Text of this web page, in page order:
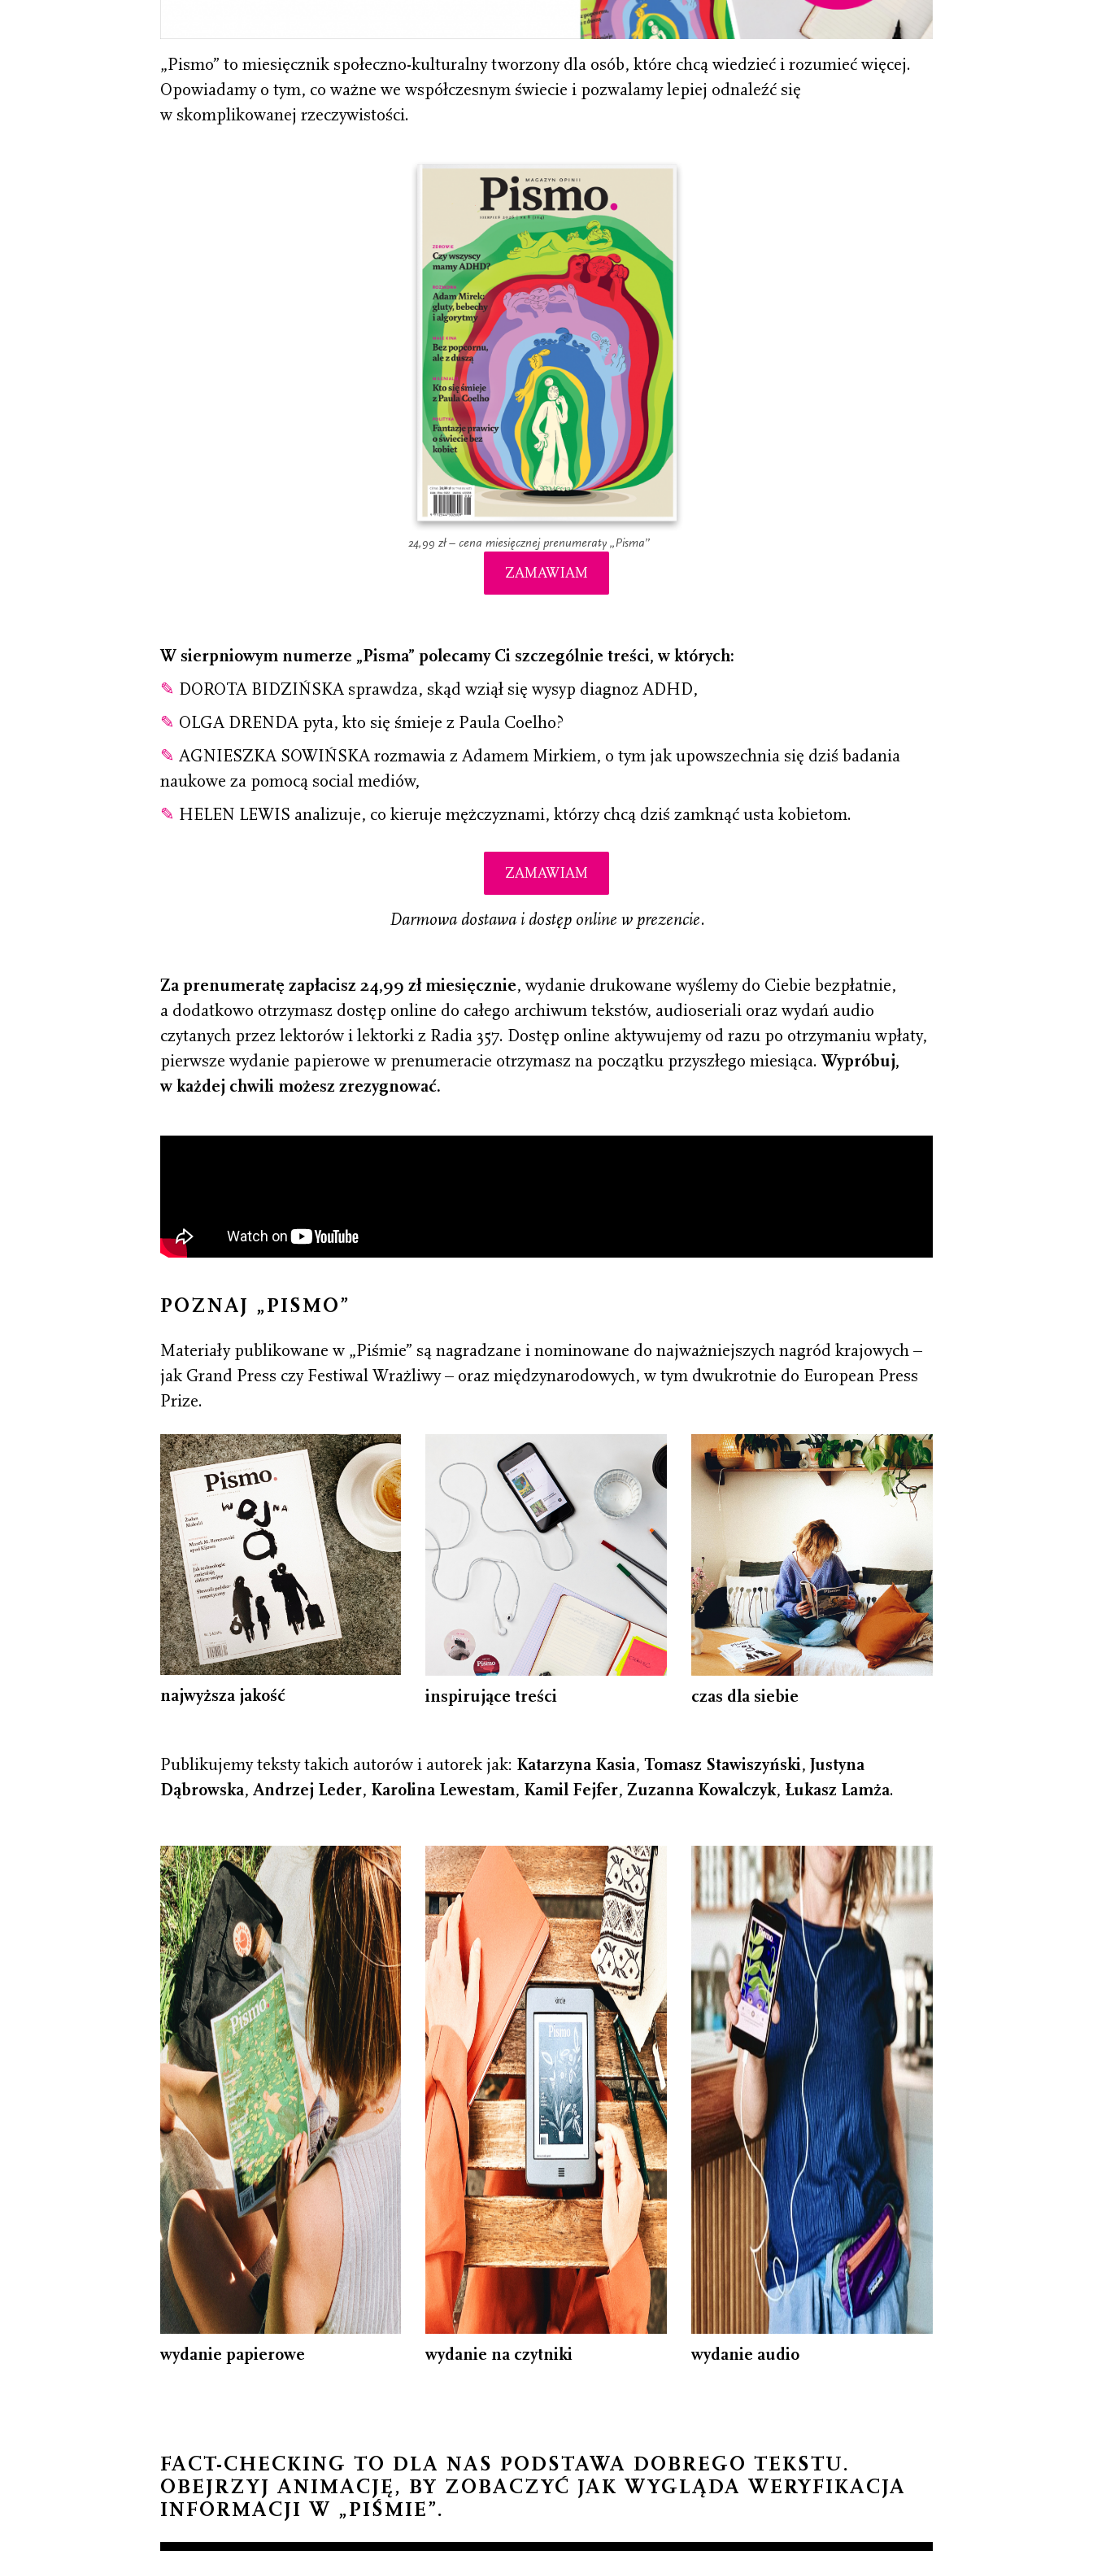
„Pismo” to miesięcznik społeczno-kulturalny tworzony dla osób, które chcą wiedzieć i rozumieć więcej.
Opowiadamy o tym, co ważne we współczesnym świecie i pozwalamy lepiej odnaleźć się
w skomplikowanej rzeczywistości.
24,99 zł – cena miesięcznej prenumeraty „Pisma”
ZAMAWIAM
W sierpniowym numerze „Pisma” polecamy Ci szczególnie treści, w których:
✎ DOROTA BIDZIŃSKA sprawdza, skąd wziął się wysyp diagnoz ADHD,
✎ OLGA DRENDA pyta, kto się śmieje z Paula Coelho?
✎ AGNIESZKA SOWIŃSKA rozmawia z Adamem Mirkiem, o tym jak upowszechnia się dziś badania
naukowe za pomocą social mediów,
✎ HELEN LEWIS analizuje, co kieruje mężczyznami, którzy chcą dziś zamknąć usta kobietom.
ZAMAWIAM
Darmowa dostawa i dostęp online w prezencie.
Za prenumeratę zapłacisz 24,99 zł miesięcznie, wydanie drukowane wyślemy do Ciebie bezpłatnie,
a dodatkowo otrzymasz dostęp online do całego archiwum tekstów, audioseriali oraz wydań audio
czytanych przez lektorów i lektorki z Radia 357. Dostęp online aktywujemy od razu po otrzymaniu wpłaty,
pierwsze wydanie papierowe w prenumeracie otrzymasz na początku przyszłego miesiąca.Wypróbuj,
w każdej chwili możesz zrezygnować.
POZNAJ „PISMO”
Materiały publikowane w „Piśmie” są nagradzane i nominowane do najważniejszych nagród krajowych –
jak Grand Press czy Festiwal Wrażliwy – oraz międzynarodowych, w tym dwukrotnie do European Press
Prize.
najwyższa jakość inspirujące treści czas dla siebie
Publikujemy teksty takich autorów i autorek jak: Katarzyna Kasia, Tomasz Stawiszyński, Justyna
Dąbrowska, Andrzej Leder, Karolina Lewestam, Kamil Fejfer, Zuzanna Kowalczyk, Łukasz Lamża.
wydanie papierowe wydanie na czytniki wydanie audio
FACT-CHECKING TO DLA NAS PODSTAWA DOBREGO TEKSTU.
OBEJRZYJ ANIMACJĘ, BY ZOBACZYĆ JAK WYGLĄDA WERYFIKACJA
INFORMACJI W „PIŚMIE”.